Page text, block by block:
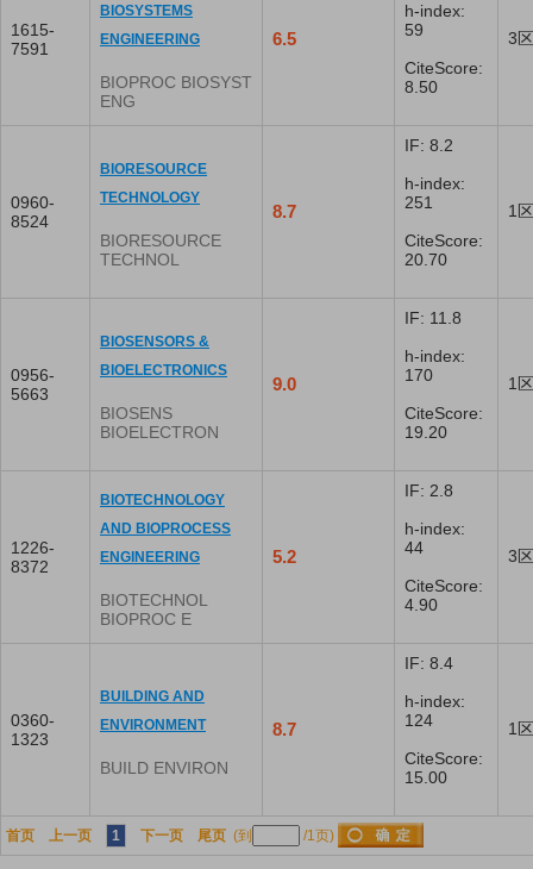
1615-
7591
BIOSYSTEMS
ENGINEERING
BIOPROC BIOSYST
ENG
6.5
h-index:
59
CiteScore:
8.50
3区
0960-
8524
BIORESOURCE
TECHNOLOGY
BIORESOURCE
TECHNOL
8.7
IF: 8.2
h-index:
251
CiteScore:
20.70
1区
0956-
5663
BIOSENSORS &
BIOELECTRONICS
BIOSENS
BIOELECTRON
9.0
IF: 11.8
h-index:
170
CiteScore:
19.20
1区
1226-
8372
BIOTECHNOLOGY
AND BIOPROCESS
ENGINEERING
BIOTECHNOL
BIOPROC E
5.2
IF: 2.8
h-index:
44
CiteScore:
4.90
3区
0360-
1323
BUILDING AND
ENVIRONMENT
BUILD ENVIRON
8.7
IF: 8.4
h-index:
124
CiteScore:
15.00
1区
首页 上一页 1 下一页 尾页 (到 /1页)